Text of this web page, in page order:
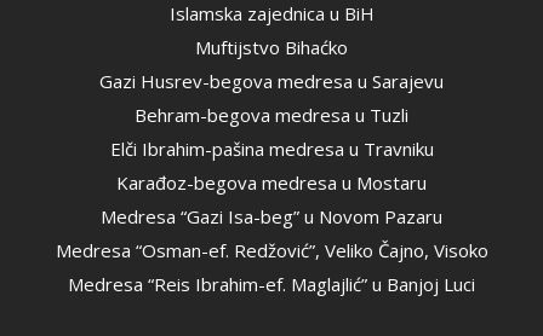
Islamska zajednica u BiH
Muftijstvo Bihaćko
Gazi Husrev-begova medresa u Sarajevu
Behram-begova medresa u Tuzli
Elči Ibrahim-pašina medresa u Travniku
Karađoz-begova medresa u Mostaru
Medresa “Gazi Isa-beg” u Novom Pazaru
Medresa “Osman-ef. Redžović”, Veliko Čajno, Visoko
Medresa “Reis Ibrahim-ef. Maglajlić” u Banjoj Luci